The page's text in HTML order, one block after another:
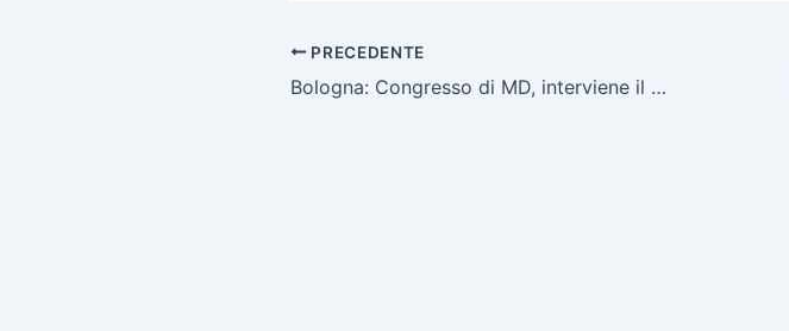
PRECEDENTE
Bologna: Congresso di MD, interviene il Presidente Stellato